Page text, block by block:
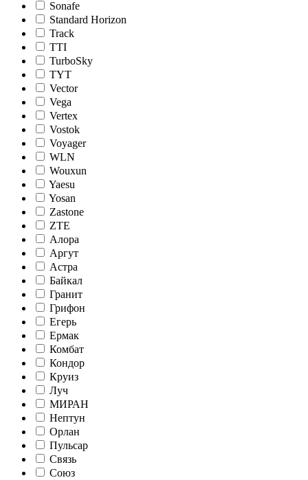
Sonafe
Standard Horizon
Track
TTI
TurboSky
TYT
Vector
Vega
Vertex
Vostok
Voyager
WLN
Wouxun
Yaesu
Yosan
Zastone
ZTE
Алора
Аргут
Астра
Байкал
Гранит
Грифон
Егерь
Ермак
Комбат
Кондор
Круиз
Луч
МИРАН
Нептун
Орлан
Пульсар
Связь
Союз